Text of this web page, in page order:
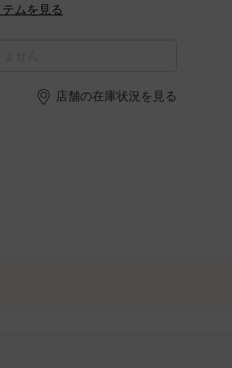
ムを見る
店舗の在庫状況を見る